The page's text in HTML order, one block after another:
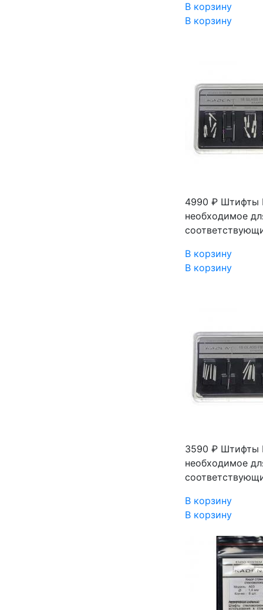
В корзину
В корзину
4990 ₽ Штифты
необходимое
В корзину
В корзину
3590 ₽ Штифты
необходимое
В корзину
В корзину